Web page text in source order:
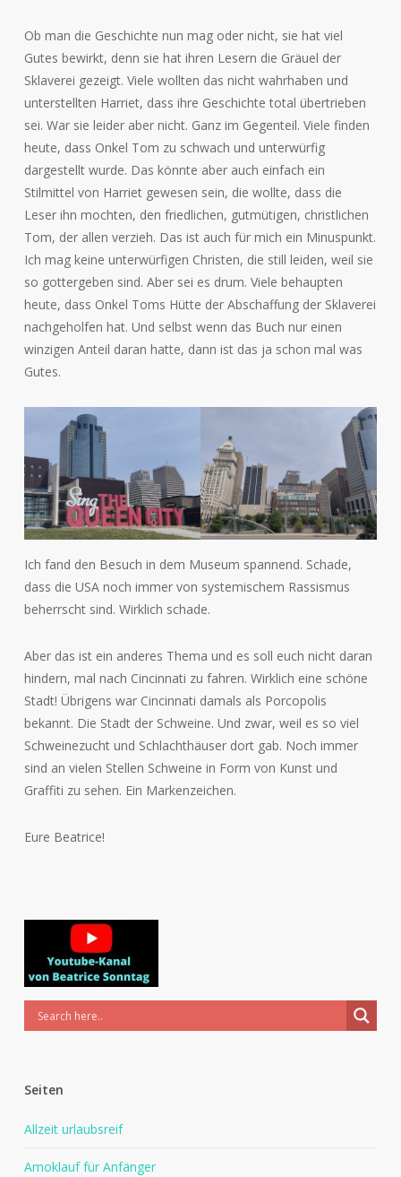
Ob man die Geschichte nun mag oder nicht, sie hat viel
Gutes bewirkt, denn sie hat ihren Lesern die Gräuel der
Sklaverei gezeigt. Viele wollten das nicht wahrhaben und
unterstellten Harriet, dass ihre Geschichte total übertrieben
sei. War sie leider aber nicht. Ganz im Gegenteil. Viele finden
heute, dass Onkel Tom zu schwach und unterwürfig
dargestellt wurde. Das könnte aber auch einfach ein
Stilmittel von Harriet gewesen sein, die wollte, dass die
Leser ihn mochten, den friedlichen, gutmütigen, christlichen
Tom, der allen verzieh. Das ist auch für mich ein Minuspunkt.
Ich mag keine unterwürfigen Christen, die still leiden, weil sie
so gottergeben sind. Aber sei es drum. Viele behaupten
heute, dass Onkel Toms Hütte der Abschaffung der Sklaverei
nachgeholfen hat. Und selbst wenn das Buch nur einen
winzigen Anteil daran hatte, dann ist das ja schon mal was
Gutes.
Ich fand den Besuch in dem Museum spannend. Schade,
dass die USA noch immer von systemischem Rassismus
beherrscht sind. Wirklich schade.
Aber das ist ein anderes Thema und es soll euch nicht daran
hindern, mal nach Cincinnati zu fahren. Wirklich eine schöne
Stadt! Übrigens war Cincinnati damals als Porcopolis
bekannt. Die Stadt der Schweine. Und zwar, weil es so viel
Schweinezucht und Schlachthäuser dort gab. Noch immer
sind an vielen Stellen Schweine in Form von Kunst und
Graffiti zu sehen. Ein Markenzeichen.
Eure Beatrice!
Seiten
Allzeit urlaubsreif
Amoklauf für Anfänger